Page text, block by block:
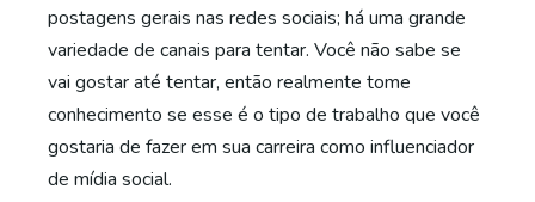
postagens gerais nas redes sociais; há uma grande
variedade de canais para tentar. Você não sabe se
vai gostar até tentar, então realmente tome
conhecimento se esse é o tipo de trabalho que você
gostaria de fazer em sua carreira como influenciador
de mídia social.